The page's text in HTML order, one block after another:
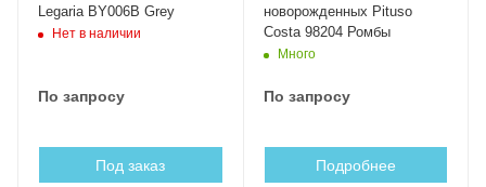
Legaria BY006B Grey
Нет в наличии
По запросу
Под заказ
новорожденных Pituso
Costa 98204 Ромбы
Много
По запросу
Подробнее